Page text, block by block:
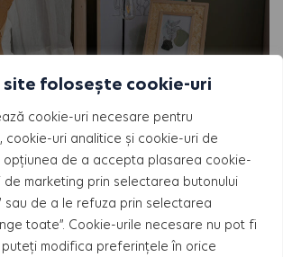
site folosește cookie-uri
cookie-uri necesare pentru
cookie-uri analitice și cookie-uri de
opțiunea de a accepta plasarea cookie-
de marketing prin selectarea butonului
sau de a le refuza prin selectarea
toate”. Cookie-urile necesare nu pot fi
modifica preferințele în orice
vânzare Sector 3. Fă alegerea